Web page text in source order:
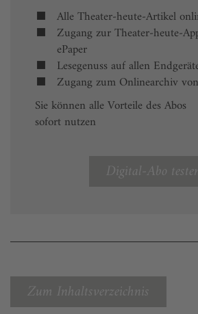
Alle Theater-heute-Artikel
Zugang zur Theater-heute-
ePaper
Lesegenuss auf allen
Zugang zum Onlinearchiv
Sie können alle Vorteile des Abos
sofort nutzen
Digital-Abo
Zum Inhaltsverzeichnis